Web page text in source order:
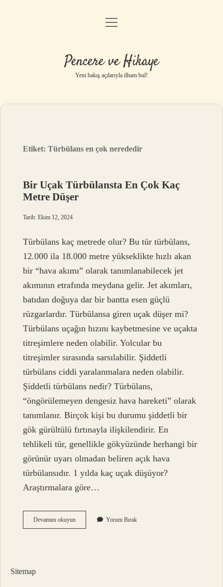
Anasayfa
Yasal Uyarı
menüyü
Pencere ve Hikaye
Yeni bakış açılarıyla ilham bul!
Etiket:Türbülans en çok nerededir
Bir Uçak Türbülansta En Çok Kaç
Metre Düşer
Tarih: Ekim 12, 2024
Türbülans kaç metrede olur? Bu tür türbülans,
12.000 ila 18.000 metre yükseklikte hızlı akan
bir “hava akımı” olarak tanımlanabilecek jet
akımının etrafında meydana gelir. Jet akımları,
batıdan doğuya dar bir bantta esen güçlü
rüzgarlardır. Türbülansa giren uçak düşer mi?
Türbülans uçağın hızını kaybetmesine ve uçakta
titreşimlere neden olabilir. Yolcular bu
titreşimler sırasında sarsılabilir. Şiddetli
türbülans ciddi yaralanmalara neden olabilir.
Şiddetli türbülans nedir? Türbülans,
“öngörülemeyen dengesiz hava hareketi” olarak
tanımlanır. Birçok kişi bu durumu şiddetli bir
gök gürültülü fırtınayla ilişkilendirir. En
tehlikeli tür, genellikle gökyüzünde herhangi bir
görünür uyarı olmadan beliren açık hava
türbülansıdır. 1 yılda kaç uçak düşüyor?
Araştırmalara göre…
Devamını okuyunBir
Uçak
Yorum Bırak
Sitemap